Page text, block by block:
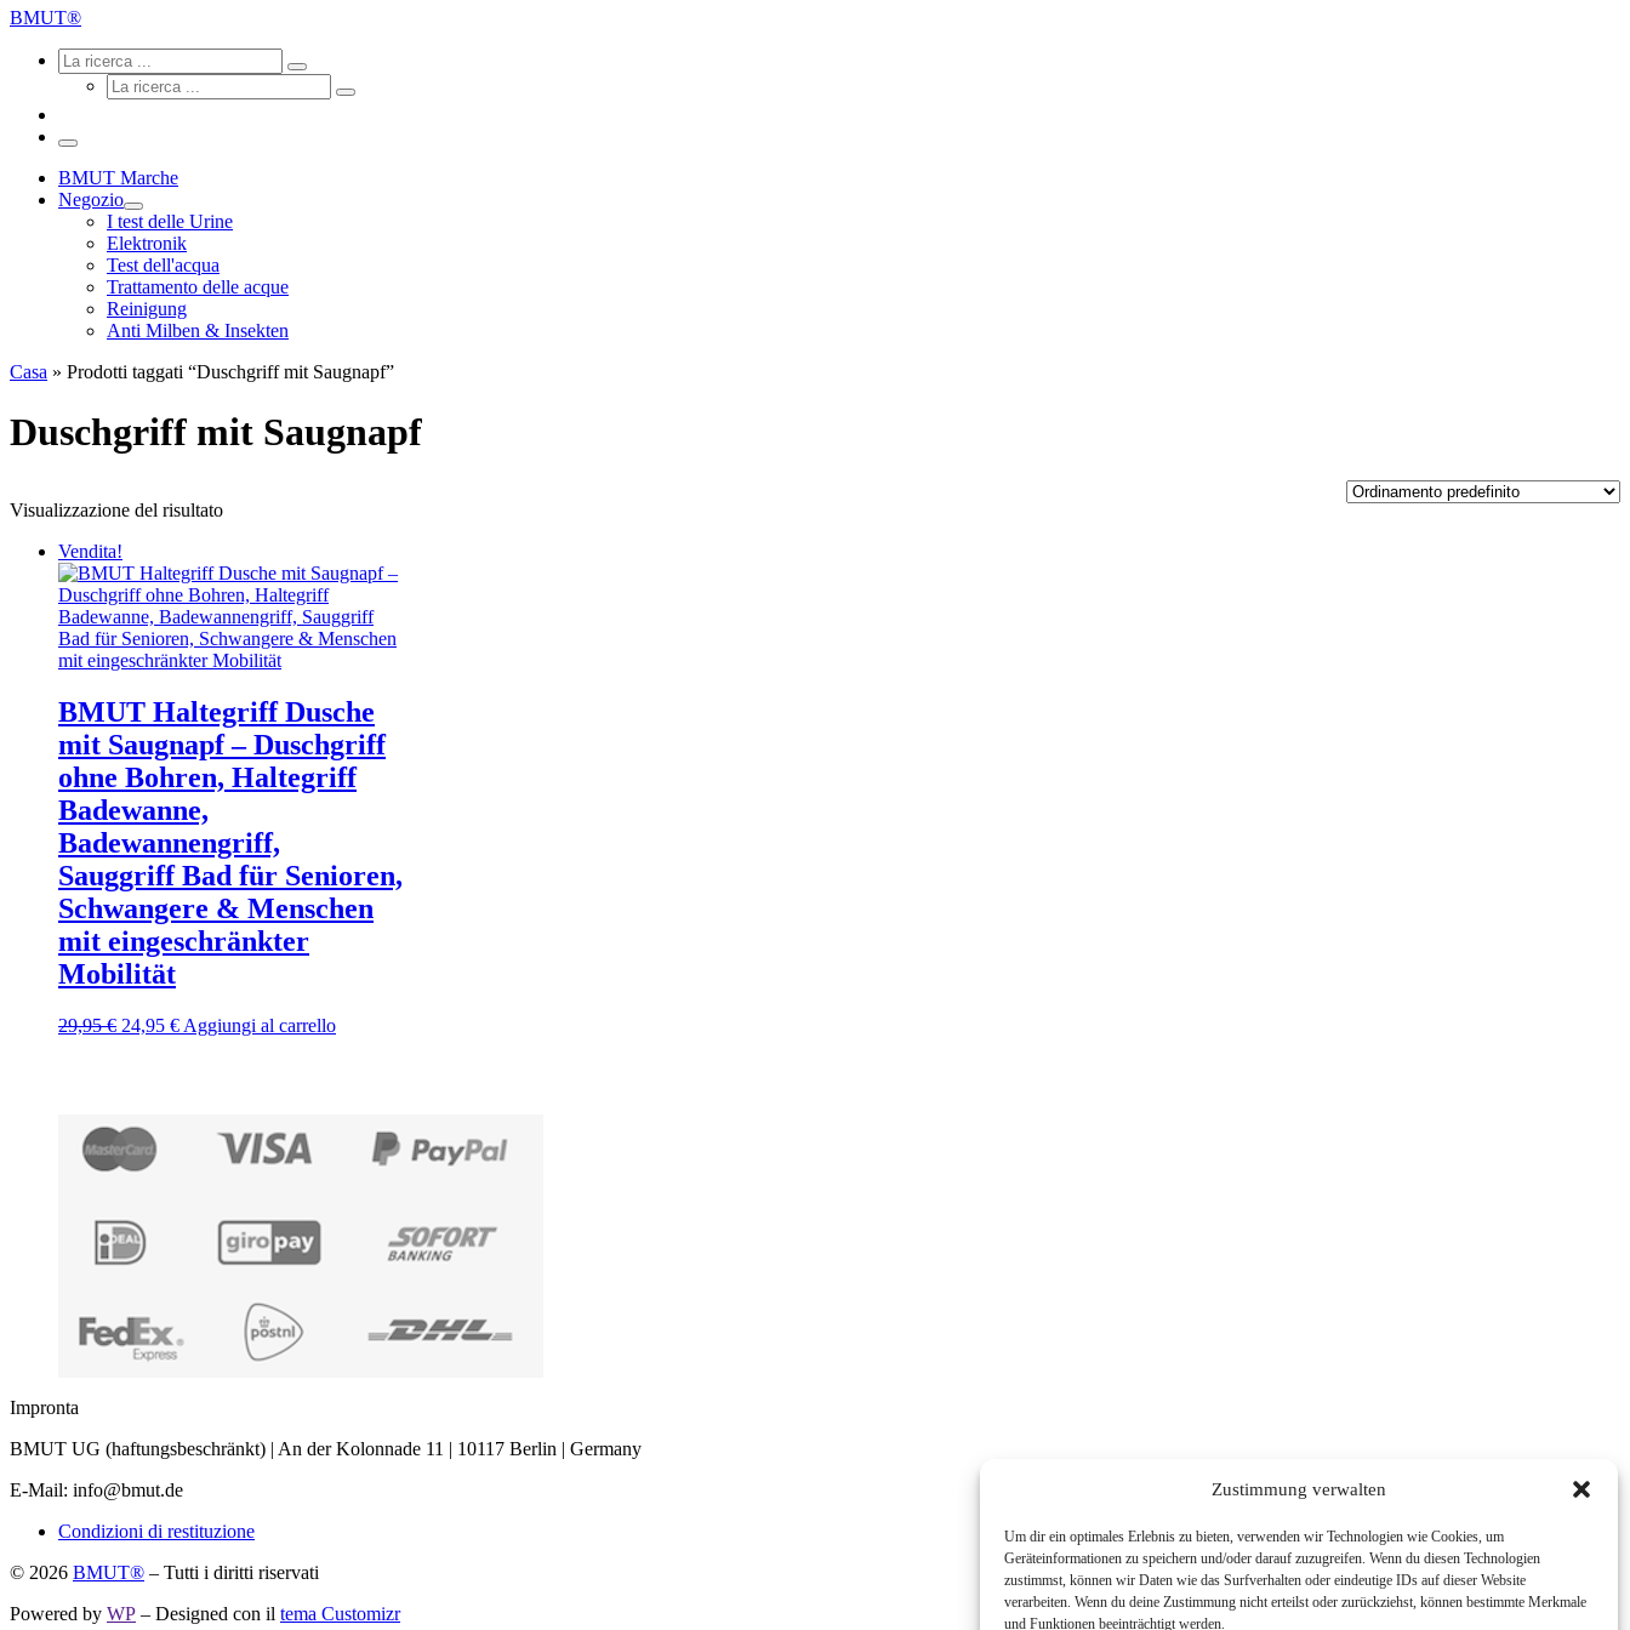
Zustimmung verwalten
Um dir ein optimales Erlebnis zu bieten, verwenden wir Technologien wie Cookies, um
Geräteinformationen zu speichern und/oder darauf zuzugreifen. Wenn du diesen Technologien
zustimmst, können wir Daten wie das Surfverhalten oder eindeutige IDs auf dieser Website
verarbeiten. Wenn du deine Zustimmung nicht erteilst oder zurückziehst, können bestimmte Merkmale
und Funktionen beeinträchtigt werden.
BMUT®
Ricerca
Ricerca
La
ricerca
Ricerca
La
Menu
BMUT Marche
Negozio
I test delle Urine
Elektronik
Test dell'acqua
Trattamento delle acque
Reinigung
Anti Milben & Insekten
Casa » Prodotti taggati “Duschgriff mit Saugnapf”
Duschgriff mit Saugnapf
Visualizzazione del risultato
Vendita!
BMUT Haltegriff Dusche
mit Saugnapf – Duschgriff
ohne Bohren, Haltegriff
Badewanne,
Badewannengriff,
Sauggriff Bad für Senioren,
Schwangere & Menschen
mit eingeschränkter
Mobilität
29,95€ Il
24,95 €IlAggiungi al carrello
Impronta
BMUT UG (haftungsbeschränkt) | An der Kolonnade 11 | 10117 Berlin | Germany
E-Mail: info@bmut.de
Condizioni di restituzione
© 2026 BMUT® – Tutti i diritti riservati
Powered by WP – Designed con il tema Customizr